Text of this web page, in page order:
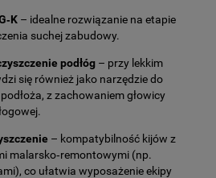
– idealne rozwiązanie na etapie
suchej zabudowy.
podłóg – przy lekkim
się również jako narzędzie do
z zachowaniem głowicy
– kompatybilność kijów z
malarsko‑remontowymi (np.
co ułatwia wyposażenie ekipy